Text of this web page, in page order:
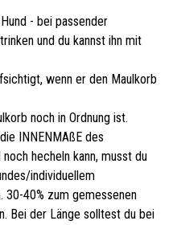
- bei passender
und du kannst ihn mit
wenn er den Maulkorb
noch in Ordnung ist.
INNENMAßE des
hecheln kann, musst du
individuellem
30-40% zum gemessenen
Bei der Länge solltest du bei